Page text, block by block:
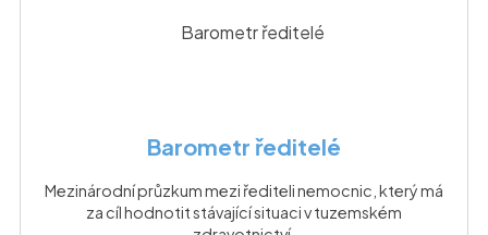
Barometr ředitelé
Mezinárodní průzkum mezi řediteli nemocnic, který má
za cíl hodnotit stávající situaci v tuzemském